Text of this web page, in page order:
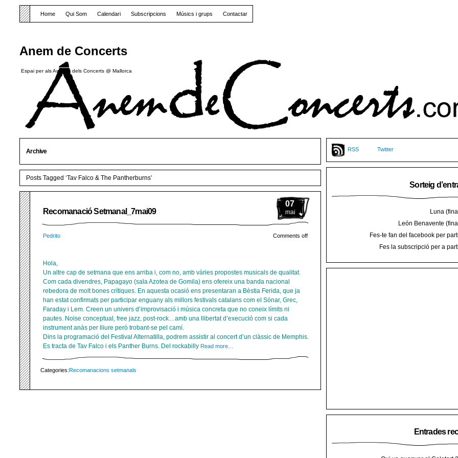
Anem de Concerts
Espai per als Amants dels Concerts @ Mallorca
Home Qui Som Calendari Subscripcions Músics i grups Contactar
Archive
Posts Tagged ‘Tav Falco & The Pantherburns’
07
mai
Recomanació Setmanal_7mai09
Pedrito Comments off
Hola,
Un altre cap de setmana que ens arriba i, com no, amb vàries propostes musicals de qualitat.
Com cada divendres, Papagayo (sala Azotea de Gomila) ens ofereix una banda nacional
rebedora de molt bones crítiques. En aquesta ocasió ens presentaran a Bèstia Ferida, que ja
han estat confirmats per participar enguany als millors festivals catalans com el Sónar, Grec,
Faraday i Lem. Creen un univers d’improvisació i música concreta que no coneix límits ni
pautes. Noise conceptual, free jazz, post-rock…amb una llibertat d’execució com si cada
instrument anàs per lliure però trobant-se pel camí.
Dins la programació del Festival Alternatilla, podrem assistir al concert d’un clàssic de Memphis.
Es tracta de Tav Falco i els Panther Burns. Del rockabilly Read more…
Categories:Recomanacions setmanals
RSS Twitter
Sorteig
Luna
León Benavente
Fes-te fan del facebook per
Fes la subscripció per a
Entrades